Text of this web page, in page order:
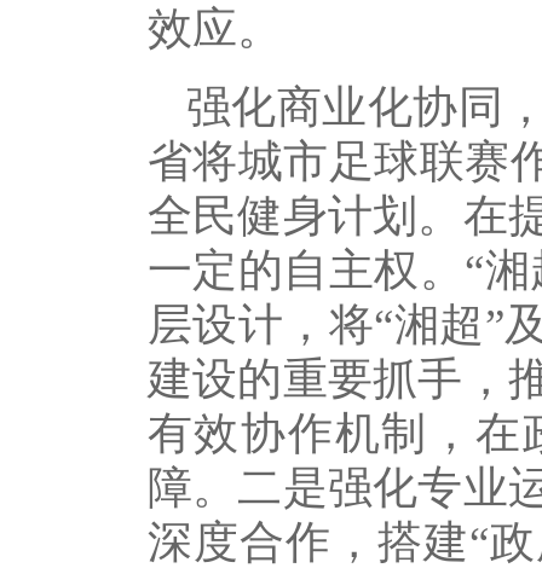
效应。
强化商业化协同
省将城市足球联赛
全民健身计划。在
一定的自主权。“
层设计，将“湘超”
建设的重要抓手，
有效协作机制，在
障。二是强化专业
深度合作，搭建“